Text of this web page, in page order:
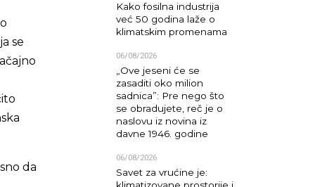
se
da
Kako fosilna industrija
već 50 godina laže o
klimatskim promenama
06/08/2026
„Ove jeseni će se
zasaditi oko milion
sadnica”: Pre nego što
se obradujete, reč je o
naslovu iz novina iz
davne 1946. godine
06/08/2026
Savet za vrućine je: